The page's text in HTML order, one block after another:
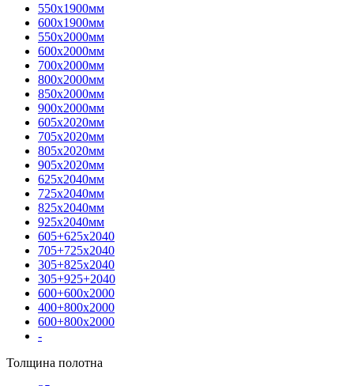
550х1900мм
600х1900мм
550х2000мм
600х2000мм
700х2000мм
800х2000мм
850х2000мм
900х2000мм
605х2020мм
705х2020мм
805х2020мм
905х2020мм
625х2040мм
725х2040мм
825х2040мм
925х2040мм
605+625х2040
705+725х2040
305+825х2040
305+925+2040
600+600х2000
400+800х2000
600+800х2000
-
Толщина полотна